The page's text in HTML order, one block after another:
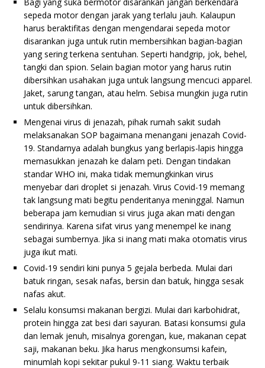
sepeda motor dengan jarak yang terlalu jauh. Kalaupun
harus beraktifitas dengan mengendarai sepeda motor
disarankan juga untuk rutin membersihkan bagian-bagian
yang sering terkena sentuhan. Seperti handgrip, jok, behel,
tangki dan spion. Selain bagian motor yang harus rutin
dibersihkan usahakan juga untuk langsung mencuci apparel.
Jaket, sarung tangan, atau helm. Sebisa mungkin juga rutin
untuk dibersihkan.
Mengenai virus di jenazah, pihak rumah sakit sudah
melaksanakan SOP bagaimana menangani jenazah Covid-
19. Standarnya adalah bungkus yang berlapis-lapis hingga
memasukkan jenazah ke dalam peti. Dengan tindakan
standar WHO ini, maka tidak memungkinkan virus
menyebar dari droplet si jenazah. Virus Covid-19 memang
tak langsung mati begitu penderitanya meninggal. Namun
beberapa jam kemudian si virus juga akan mati dengan
sendirinya. Karena sifat virus yang menempel ke inang
sebagai sumbernya. Jika si inang mati maka otomatis virus
juga ikut mati.
Covid-19 sendiri kini punya 5 gejala berbeda. Mulai dari
batuk ringan, sesak nafas, bersin dan batuk, hingga sesak
nafas akut.
Selalu konsumsi makanan bergizi. Mulai dari karbohidrat,
protein hingga zat besi dari sayuran. Batasi konsumsi gula
dan lemak jenuh, misalnya gorengan, kue, makanan cepat
saji, makanan beku. Jika harus mengkonsumsi kafein,
minumlah kopi sekitar pukul 9-11 siang. Waktu terbaik